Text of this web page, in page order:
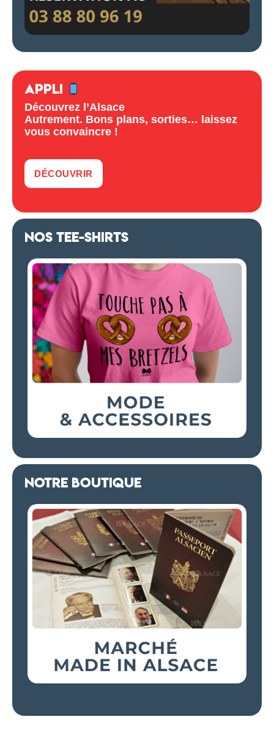
APPLI
Découvrez l’Alsace
Autrement. Bons plans, sorties… laissez
vous convaincre !
DÉCOUVRIR
NOS TEE-SHIRTS
NOTRE BOUTIQUE